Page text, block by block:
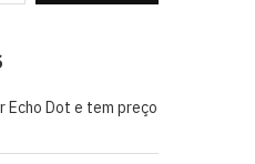
Echo Dot e tem preço